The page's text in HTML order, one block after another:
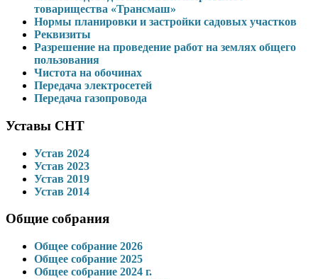
товарищества «Трансмаш»
Нормы планировки и застройки садовых участков
Реквизиты
Разрешение на проведение работ на землях общего
пользования
Чистота на обочинах
Передача электросетей
Передача газопровода
Уставы СНТ
Устав 2024
Устав 2023
Устав 2019
Устав 2014
Общие собрания
Общее собрание 2026
Общее собрание 2025
Общее собрание 2024 г.